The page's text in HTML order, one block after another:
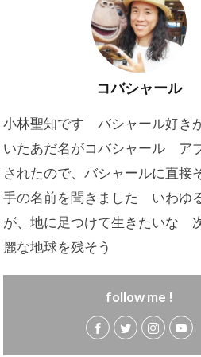
コバシャール
小林聖知です バシャール好き
いたあだ名がコバシャール ア
されたので、バシャールに直接
手の名前を聞きました いわゆ
が、地に足つけて生きたいな
麗な地球を残そう
follow me !